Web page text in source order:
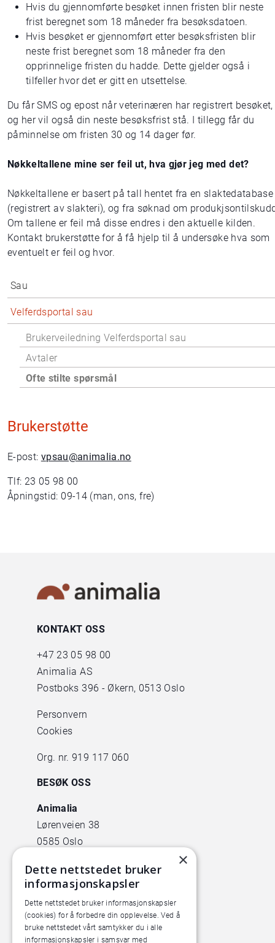
Hvis du gjennomførte besøket innen fristen blir neste
frist beregnet som 18 måneder fra besøksdatoen.
Hvis besøket er gjennomført etter besøksfristen blir
neste frist beregnet som 18 måneder fra den
opprinnelige fristen du hadde. Dette gjelder også i
tilfeller hvor det er gitt en utsettelse.
Du får SMS og epost når veterinæren har registrert besøket,
og her vil også din neste besøksfrist stå. I tillegg får du
påminnelse om fristen 30 og 14 dager før.
Nøkkeltallene mine ser feil ut, hva gjør jeg med det?
Nøkkeltallene er basert på tall hentet fra en slaktedatabase
(registrert av slakteri), og fra søknad om
Om tallene er feil må disse endres i den aktuelle kilden.
Kontakt brukerstøtte for å få hjelp til å undersøke hva som
eventuelt er feil og hvor.
Sau
Velferdsportal sau
Brukerveiledning Velferdsportal sau
Avtaler
Ofte stilte spørsmål
Brukerstøtte
E-post: vpsau@animalia.no
Tlf: 23 05 98 00
Åpningstid: 09-14 (man, ons, fre)
KONTAKT OSS
+47 23 05 98 00
Animalia AS
Postboks 396 - Økern, 0513 Oslo
Personvern
Cookies
Org. nr. 919 117 060
BESØK OSS
Animalia
Lørenveien 38
0585 Oslo
Pilotanlegget
Økern Torgvei 13,
inngang B
×
Dette nettstedet bruker
informasjonskapsler
Dette nettstedet bruker informasjonskapsler
(cookies) for å forbedre din opplevelse. Ved å
bruke nettstedet vårt samtykker du i alle
informasjonskapsler i samsvar med